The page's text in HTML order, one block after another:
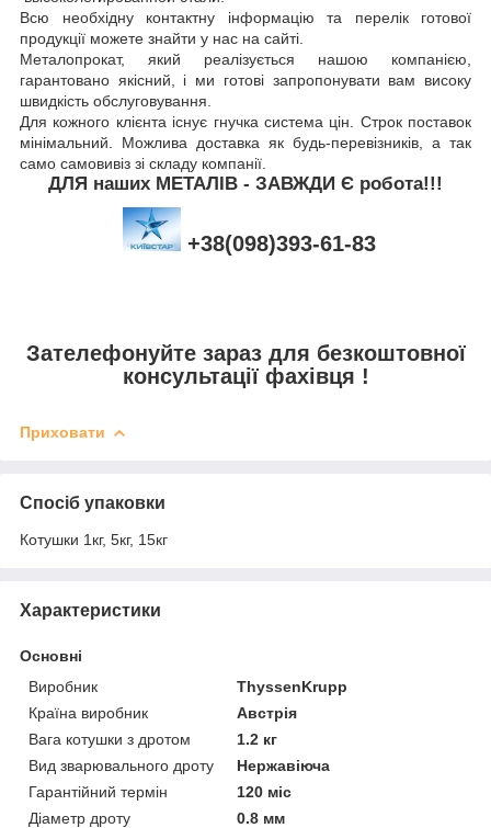
Всю необхідну контактну інформацію та перелік готової
продукції можете знайти у нас на сайті.
Металопрокат, який реалізується нашою компанією,
гарантовано якісний, і ми готові запропонувати вам високу
швидкість обслуговування.
Для кожного клієнта існує гнучка система цін. Строк поставок
мінімальний. Можлива доставка як будь-перевізників, а так
само самовивіз зі складу компанії.
ДЛЯ наших МЕТАЛІВ - ЗАВЖДИ Є робота!!!
+38(098)393-61-83
Зателефонуйте зараз для безкоштовної
консультації фахівця !
Приховати
Спосіб упаковки
Котушки 1кг, 5кг, 15кг
Характеристики
Основні
Виробник
ThyssenKrupp
Країна виробник
Австрія
Вага котушки з дротом
1.2 кг
Вид зварювального дроту
Нержавіюча
Гарантійний термін
120 міс
Діаметр дроту
0.8 мм